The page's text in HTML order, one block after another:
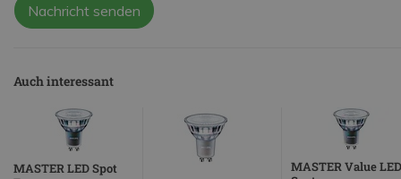
Nachricht senden
Auch interessant
MASTER LED Spot
MASTER Value LED